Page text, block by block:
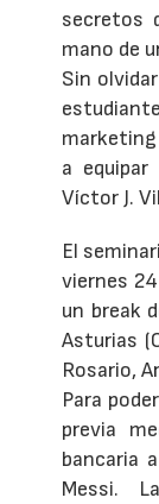
secretos
mano de
Sin
a
Víctor J.
El
viernes
un break
Asturias
Rosario,
Para
previa
bancaria
Messi.